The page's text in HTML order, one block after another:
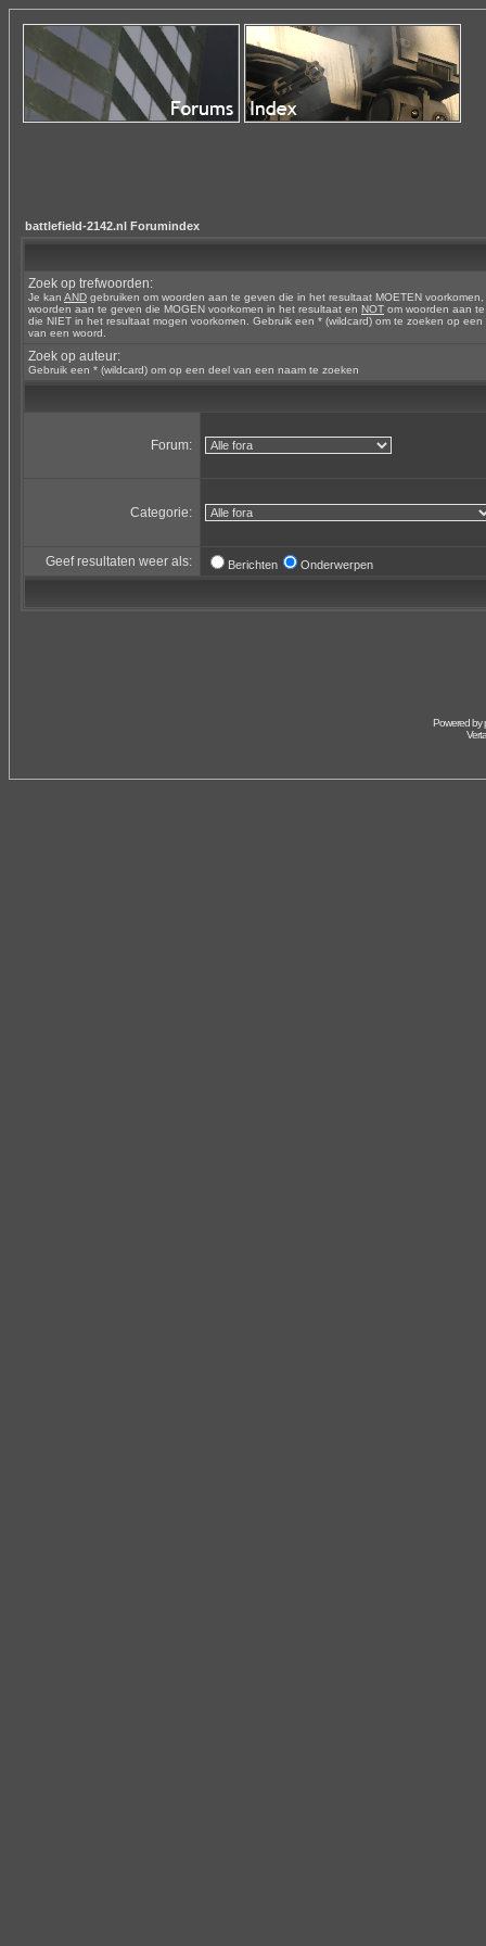
battlefield-2142.nl Forumindex
Zoek op trefwoorden:
Je kan AND gebruiken om woorden aan te geven die in het resultaat MOETEN voorkomen,
woorden aan te geven die MOGEN voorkomen in het resultaat en NOT om woorden aan
die NIET in het resultaat mogen voorkomen. Gebruik een * (wildcard) om te zoeken op een
van een woord.
Zoek op auteur:
Gebruik een * (wildcard) om op een deel van een naam te zoeken
Forum:
Categorie:
Geef resultaten weer als: Berichten Onderwerpen
Powered by